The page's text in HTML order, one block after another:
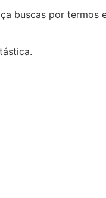
buscas por termos